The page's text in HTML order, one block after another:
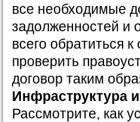
все необходимые
задолженностей и
всего обратиться
проверить
договор таким
Инфраструктура
Рассмотрите, как